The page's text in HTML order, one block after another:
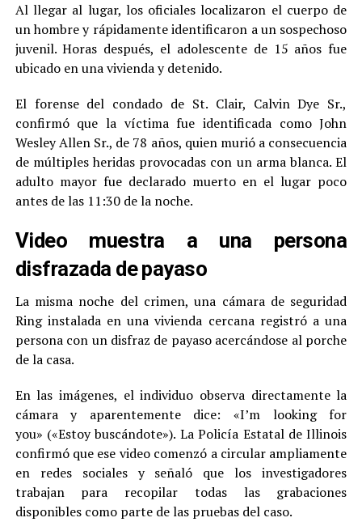
Al llegar al lugar, los oficiales localizaron el cuerpo de
un hombre y rápidamente identificaron a un sospechoso
juvenil. Horas después, el adolescente de 15 años fue
ubicado en una vivienda y detenido.
El forense del condado de St. Clair, Calvin Dye Sr.,
confirmó que la víctima fue identificada como John
Wesley Allen Sr., de 78 años, quien murió a consecuencia
de múltiples heridas provocadas con un arma blanca. El
adulto mayor fue declarado muerto en el lugar poco
antes de las 11:30 de la noche.
Video muestra a una persona
disfrazada de payaso
La misma noche del crimen, una cámara de seguridad
Ring instalada en una vivienda cercana registró a una
persona con un disfraz de payaso acercándose al porche
de la casa.
En las imágenes, el individuo observa directamente la
cámara y aparentemente dice: «I’m looking for
you» («Estoy buscándote»). La Policía Estatal de Illinois
confirmó que ese video comenzó a circular ampliamente
en redes sociales y señaló que los investigadores
trabajan para recopilar todas las grabaciones
disponibles como parte de las pruebas del caso.